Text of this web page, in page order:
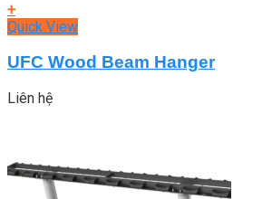
+
Quick View
UFC Wood Beam Hanger
Liên hệ